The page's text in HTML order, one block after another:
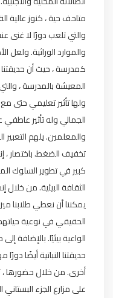
متاحف حية ، كنوز عالية
والتي تلعب دورًا لا غنى
والموارد الوراثية. ولعل
كمدرسة ، حيث أن حديقتنا
المعيشة بالمدرسة ،
ولها تأثير تعليمي حتى
الجمالي وله تأثير
والمعلمين. يلهم التعبير
تخفيف الضغط. باختصار
كبير في تطوير السلوك
الثقافة البيئية. من خلال
يمكننا أن نعطي طلابنا
الحقيقي في نوعية
الواعية بيئيًا. بالإضافة
حديقتنا النباتية أيضًا
أخرى. من خلال حضورها ،
على مزارع الجزء البستاني